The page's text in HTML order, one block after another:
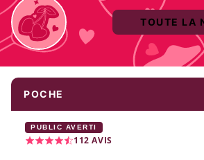
TOUTE LA
POCHE
PUBLIC AVERTI
112 AVIS